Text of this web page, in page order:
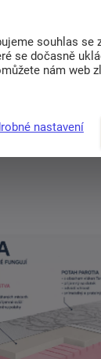
a poddajné
páteře díky
spánek.
souhlas se
se dočasně
nám web
nastavení